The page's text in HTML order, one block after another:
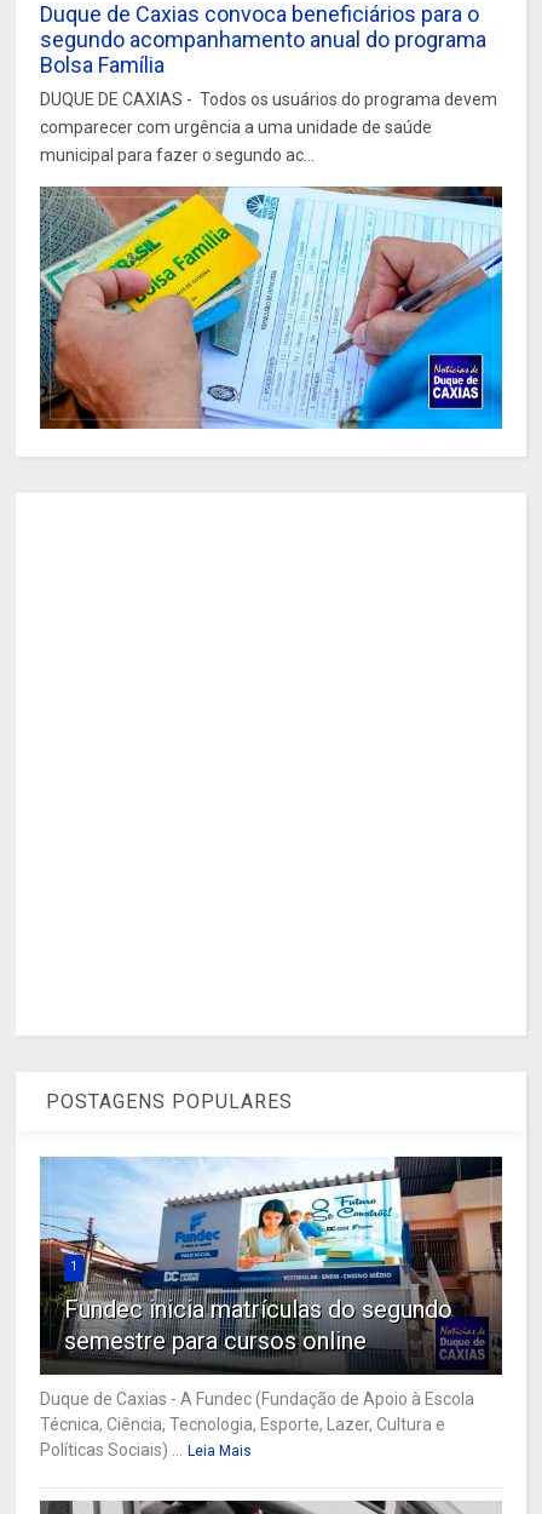
Duque de Caxias convoca beneficiários para o
segundo acompanhamento anual do programa
Bolsa Família
DUQUE DE CAXIAS - Todos os usuários do programa devem
comparecer com urgência a uma unidade de saúde
municipal para fazer o segundo ac...
POSTAGENS POPULARES
1
Fundec inicia matrículas do segundo
semestre para cursos online
Duque de Caxias - A Fundec (Fundação de Apoio à Escola
Técnica, Ciência, Tecnologia, Esporte, Lazer, Cultura e
Políticas Sociais) ...
Leia Mais